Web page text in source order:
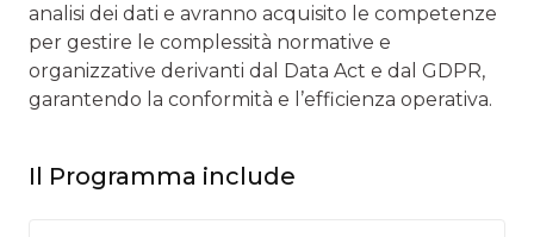
analisi dei dati e avranno acquisito le competenze
per gestire le complessità normative e
organizzative derivanti dal Data Act e dal GDPR,
garantendo la conformità e l’efficienza operativa.
Il Programma include